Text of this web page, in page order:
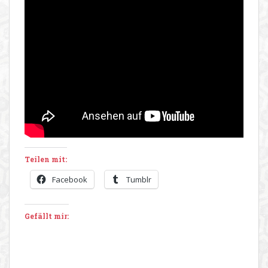
Teilen mit:
Facebook Tumblr
Gefällt mir: